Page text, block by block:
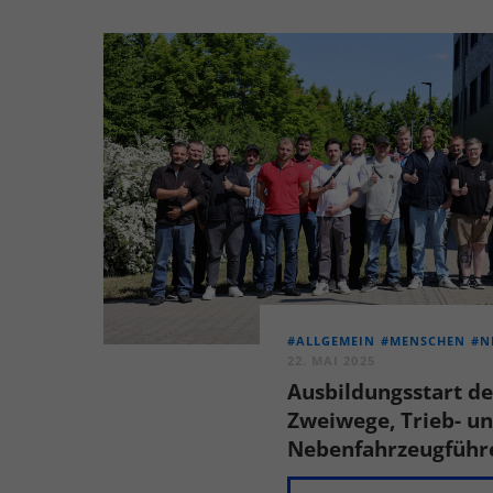
#ALLGEMEIN #MENSCHEN
Ausbildungsstart
Zweiwege, Trieb-